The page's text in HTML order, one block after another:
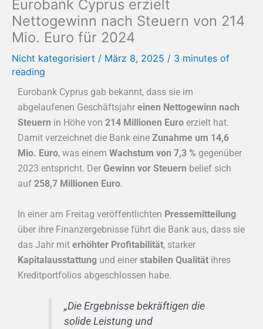
Eurobank Cyprus erzielt
Nettogewinn nach Steuern von 214
Mio. Euro für 2024
Nicht kategorisiert / März 8, 2025 / 3 minutes of
reading
Eurobank Cyprus gab bekannt, dass sie im
abgelaufenen Geschäftsjahr einen Nettogewinn nach
Steuern in Höhe von 214 Millionen Euro erzielt hat.
Damit verzeichnet die Bank eine Zunahme um 14,6
Mio. Euro, was einem Wachstum von 7,3 % gegenüber
2023 entspricht. Der Gewinn vor Steuern belief sich
auf 258,7 Millionen Euro.
In einer am Freitag veröffentlichten Pressemitteilung
über ihre Finanzergebnisse führt die Bank aus, dass sie
das Jahr mit erhöhter Profitabilität, starker
Kapitalausstattung und einer stabilen Qualität ihres
Kreditportfolios abgeschlossen habe.
„Die Ergebnisse bekräftigen die
solide Leistung und